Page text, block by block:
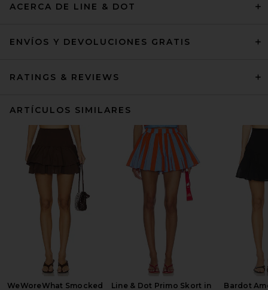
ACERCA DE LINE & DOT
ENVÍOS Y DEVOLUCIONES GRATIS
RATINGS & REVIEWS
ARTÍCULOS SIMILARES
WeWoreWhat Smocked
Line & Dot Primo Skort in
Bardot